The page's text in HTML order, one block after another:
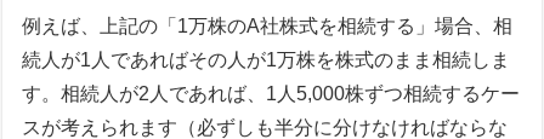
例えば、上記の「1万株のA社株式を相続する」場合、相
続人が1人であればその人が1万株を株式のまま相続しま
す。相続人が2人であれば、1人5,000株ずつ相続するケー
スが考えられます（必ずしも半分に分けなければならな